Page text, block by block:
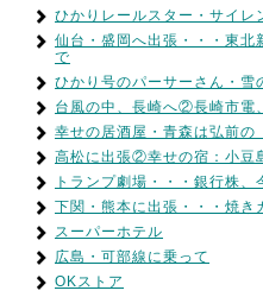
ひかりレールスター・サイレ
仙台・盛岡へ出張・・・東北
で
ひかり号のパーサーさん・雪
台風の中、長崎へ②長崎市電
幸せの居酒屋・青森は弘前の
高松に出張②幸せの宿：小豆
トランプ劇場・・・銀行株、
下関・熊本に出張・・・焼き
スーパーホテル
広島・可部線に乗って
OKストア